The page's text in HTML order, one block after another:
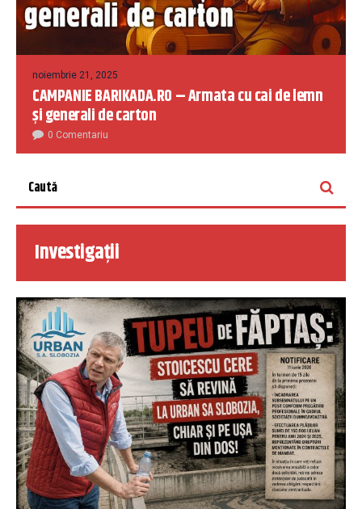
noiembrie 21, 2025
CAMPANIE BARIKADA.RO – Armata cu cai de lemn
și generali de carton
0 Comentariu
Investigații